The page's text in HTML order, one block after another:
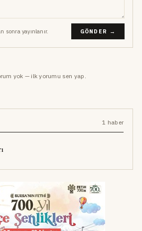
sonra yayınlanır. GÖNDER →
yok — ilk yorumu sen yap.
1 haber